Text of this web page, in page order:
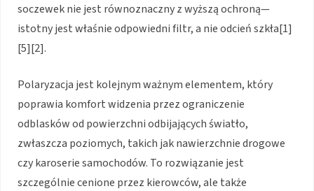
soczewek nie jest równoznaczny z wyższą ochroną—
istotny jest właśnie odpowiedni filtr, a nie odcień szkła[1]
[5][2].
Polaryzacja jest kolejnym ważnym elementem, który
poprawia komfort widzenia przez ograniczenie
odblasków od powierzchni odbijających światło,
zwłaszcza poziomych, takich jak nawierzchnie drogowe
czy karoserie samochodów. To rozwiązanie jest
szczególnie cenione przez kierowców, ale także